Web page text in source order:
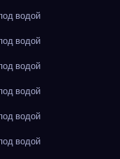
водой
водой
водой
водой
водой
водой